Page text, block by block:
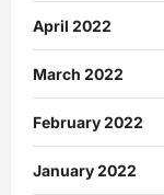
April 2022
March 2022
February 2022
January 2022